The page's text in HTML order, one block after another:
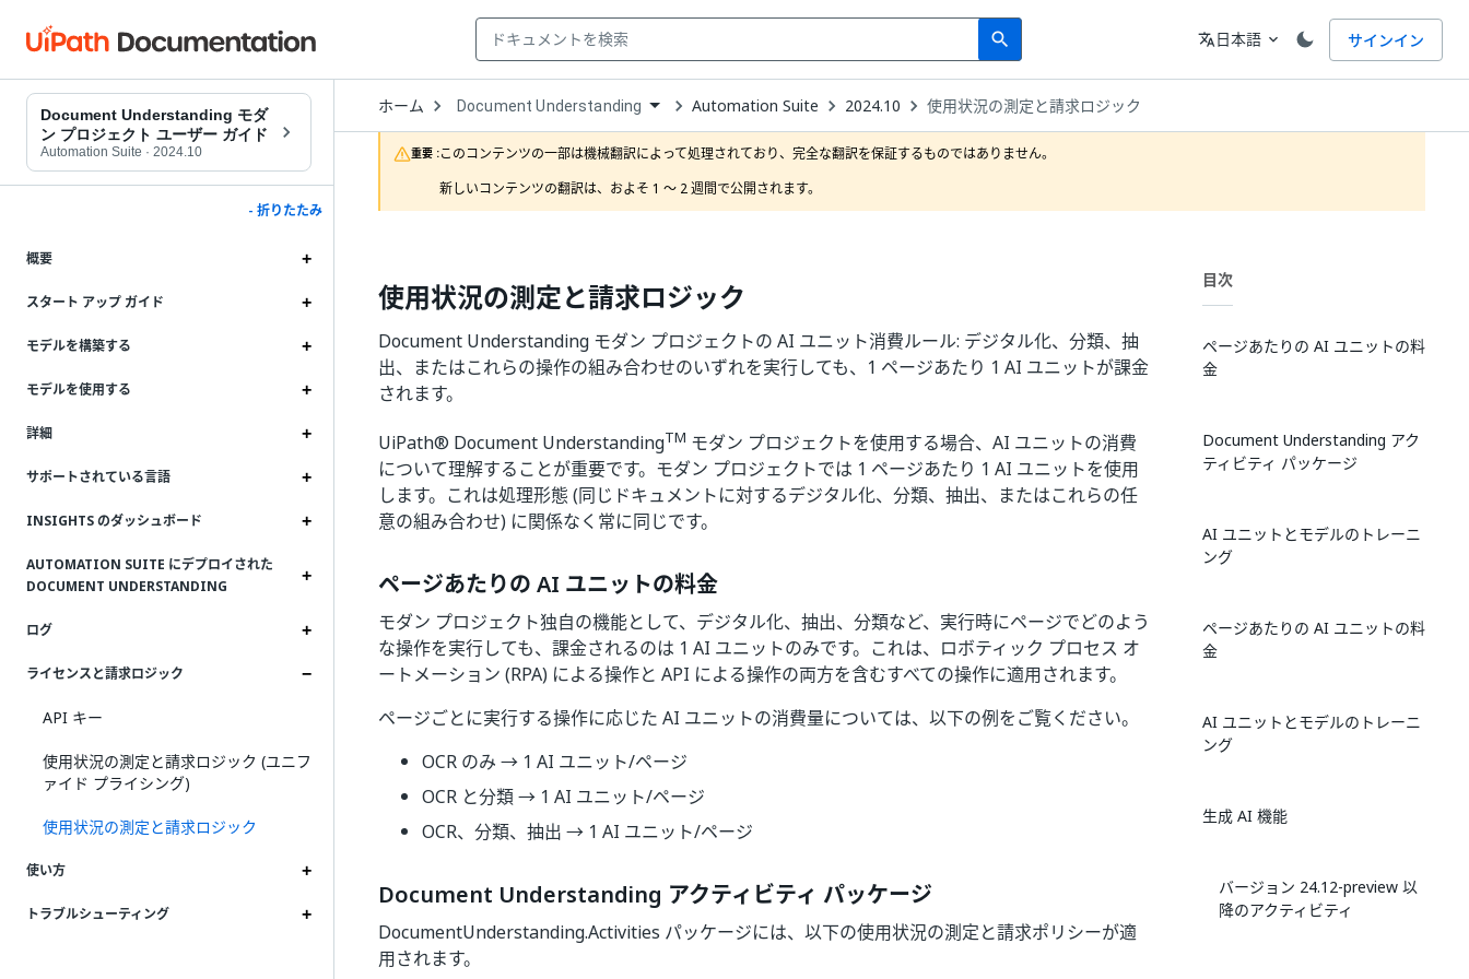
search
Search 言語
translate日本語 expand_more サインイン
Document Understanding モダ
ン プロジェクト ユーザー ガイド
Automation Suite · 2024.10
- 折りたたみ
概要
スタート アップ ガイド
モデルを構築する
モデルを使用する
詳細
サポートされている言語
INSIGHTS のダッシュボード
AUTOMATION SUITE にデプロイされた
DOCUMENT UNDERSTANDING
ログ
ライセンスと請求ロジック
API キー
使用状況の測定と請求ロジック (ユニフ
ァイド プライシング)
使用状況の測定と請求ロジック
使い方
トラブルシューティング
ホーム Open
Dropdown
to
choose
product
Document Understanding Automation Suite 2024.10 使用状況の測定と請求ロジック
重要 :このコンテンツの一部は機械翻訳によって処理されており、完全な翻訳を保証するものではありません。
新しいコンテンツの翻訳は、およそ 1 ～ 2 週間で公開されます。
使用状況の測定と請求ロジック
Document Understanding モダン プロジェクトの AI ユニット消費ルール: デジタル化、分類、抽
出、またはこれらの操作の組み合わせのいずれを実行しても、1 ページあたり 1 AI ユニットが課金
されます。
UiPath® Document UnderstandingTM モダン プロジェクトを使用する場合、AI ユニットの消費
について理解することが重要です。モダン プロジェクトでは 1 ページあたり 1 AI ユニットを使用
します。これは処理形態 (同じドキュメントに対するデジタル化、分類、抽出、またはこれらの任
意の組み合わせ) に関係なく常に同じです。
ページあたりの AI ユニットの料金
モダン プロジェクト独自の機能として、デジタル化、抽出、分類など、実行時にページでどのよう
な操作を実行しても、課金されるのは 1 AI ユニットのみです。これは、ロボティック プロセス オ
ートメーション (RPA) による操作と API による操作の両方を含むすべての操作に適用されます。
ページごとに実行する操作に応じた AI ユニットの消費量については、以下の例をご覧ください。
OCR のみ → 1 AI ユニット/ページ
OCR と分類 → 1 AI ユニット/ページ
OCR、分類、抽出 → 1 AI ユニット/ページ
Document Understanding アクティビティ パッケージ
DocumentUnderstanding.Activities パッケージには、以下の使用状況の測定と請求ポリシーが適
用されます。
目次
ページあたりの AI ユニットの料
金
Document Understanding アク
ティビティ パッケージ
AI ユニットとモデルのトレーニ
ング
ページあたりの AI ユニットの料
金
AI ユニットとモデルのトレーニ
ング
生成 AI 機能
バージョン 24.12-preview 以
降のアクティビティ